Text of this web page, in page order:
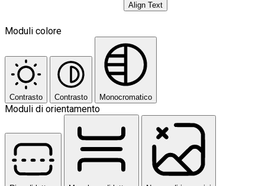
Align Text
Moduli colore
Contrasto Contrasto Monocromatico
Moduli di orientamento